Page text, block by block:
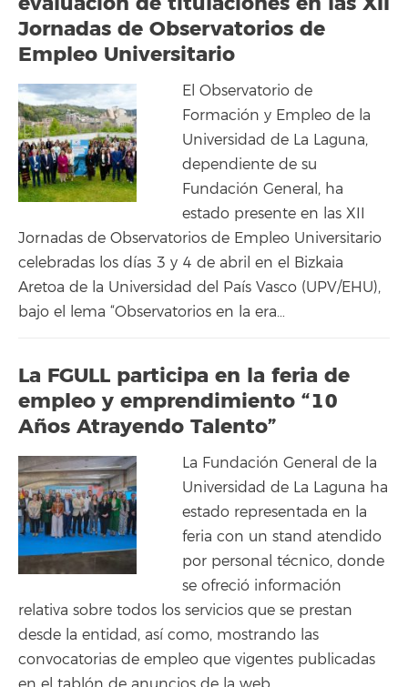
Jornadas de Observatorios de
Empleo Universitario
El Observatorio de
Formación y Empleo de la
Universidad de La Laguna,
dependiente de su
Fundación General, ha
estado presente en las XII
Jornadas de Observatorios de Empleo Universitario
celebradas los días 3 y 4 de abril en el Bizkaia
Aretoa de la Universidad del País Vasco (UPV/EHU),
bajo el lema “Observatorios en la era…
La FGULL participa en la feria de
empleo y emprendimiento “10
Años Atrayendo Talento”
La Fundación General de la
Universidad de La Laguna ha
estado representada en la
feria con un stand atendido
por personal técnico, donde
se ofreció información
relativa sobre todos los servicios que se prestan
desde la entidad, así como, mostrando las
convocatorias de empleo que vigentes publicadas